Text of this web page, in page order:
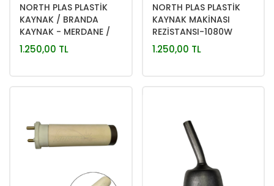
NORTH PLAS PLASTİK
KAYNAK / BRANDA
KAYNAK - MERDANE /
SİLİNDİR
1.250,00 TL
NORTH PLAS PLASTİK
KAYNAK MAKİNASI
REZİSTANSI-1080W
550°
1.250,00 TL